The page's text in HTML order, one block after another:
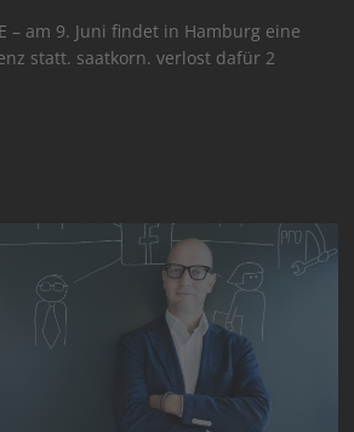
– am 9. Juni findet in Hamburg eine
statt. saatkorn. verlost dafür 2